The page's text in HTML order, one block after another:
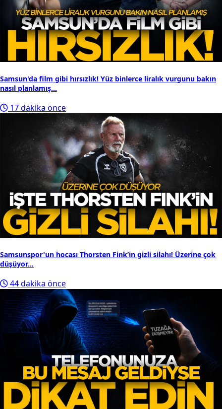
Samsun'da film gibi hırsızlık! Yüz binlerce liralık vurgunu bakın
nasıl planlamış...
17 dakika önce
Samsunspor'un hocası Thorsten Fink’in gizli silahı! Üzerine çok
düşüyor...
44 dakika önce